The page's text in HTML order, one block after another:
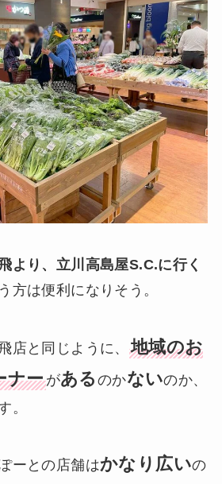
より、立川高島屋S.C.に行く
方は便利になりそう。
店と同じように、 地域のお
ナーがある のかないのか、
。
ーとの店舗はかなり広いの